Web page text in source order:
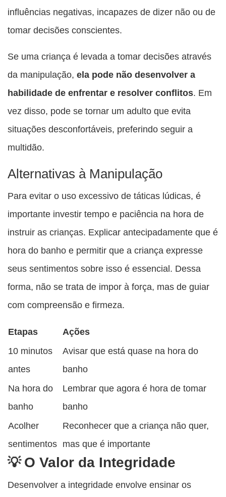
influências negativas, incapazes de dizer não ou de
tomar decisões conscientes.
Se uma criança é levada a tomar decisões através
da manipulação, ela pode não desenvolver a
habilidade de enfrentar e resolver conflitos. Em
vez disso, pode se tornar um adulto que evita
situações desconfortáveis, preferindo seguir a
multidão.
Alternativas à Manipulação
Para evitar o uso excessivo de táticas lúdicas, é
importante investir tempo e paciência na hora de
instruir as crianças. Explicar antecipadamente que é
hora do banho e permitir que a criança expresse
seus sentimentos sobre isso é essencial. Dessa
forma, não se trata de impor à força, mas de guiar
com compreensão e firmeza.
Etapas
Ações
10 minutos
antes
Avisar que está quase na hora do
banho
Na hora do
banho
Lembrar que agora é hora de tomar
banho
Acolher
sentimentos
Reconhecer que a criança não quer,
mas que é importante
O Valor da Integridade
Desenvolver a integridade envolve ensinar os